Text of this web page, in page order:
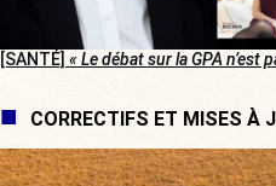
[SANTÉ] « Le débat sur la GPA n’est
CORRECTIFS ET MISES À